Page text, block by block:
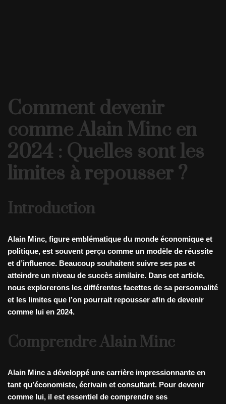
Comment devenir
comme Alain Minc en
2024 : Quelles sont les
limites à repousser ?
Introduction
Alain Minc, figure emblématique du monde économique et
politique, est souvent perçu comme un modèle de réussite
et d’influence. Beaucoup souhaitent suivre ses pas et
atteindre un niveau de succès similaire. Dans cet article,
nous explorerons les différentes facettes de sa personnalité
et les limites que l’on pourrait repousser afin de devenir
comme lui en 2024.
Comprendre Alain Minc
Alain Minc a développé une carrière impressionnante en
tant qu’économiste, écrivain et consultant. Pour devenir
comme lui, il est essentiel de comprendre ses